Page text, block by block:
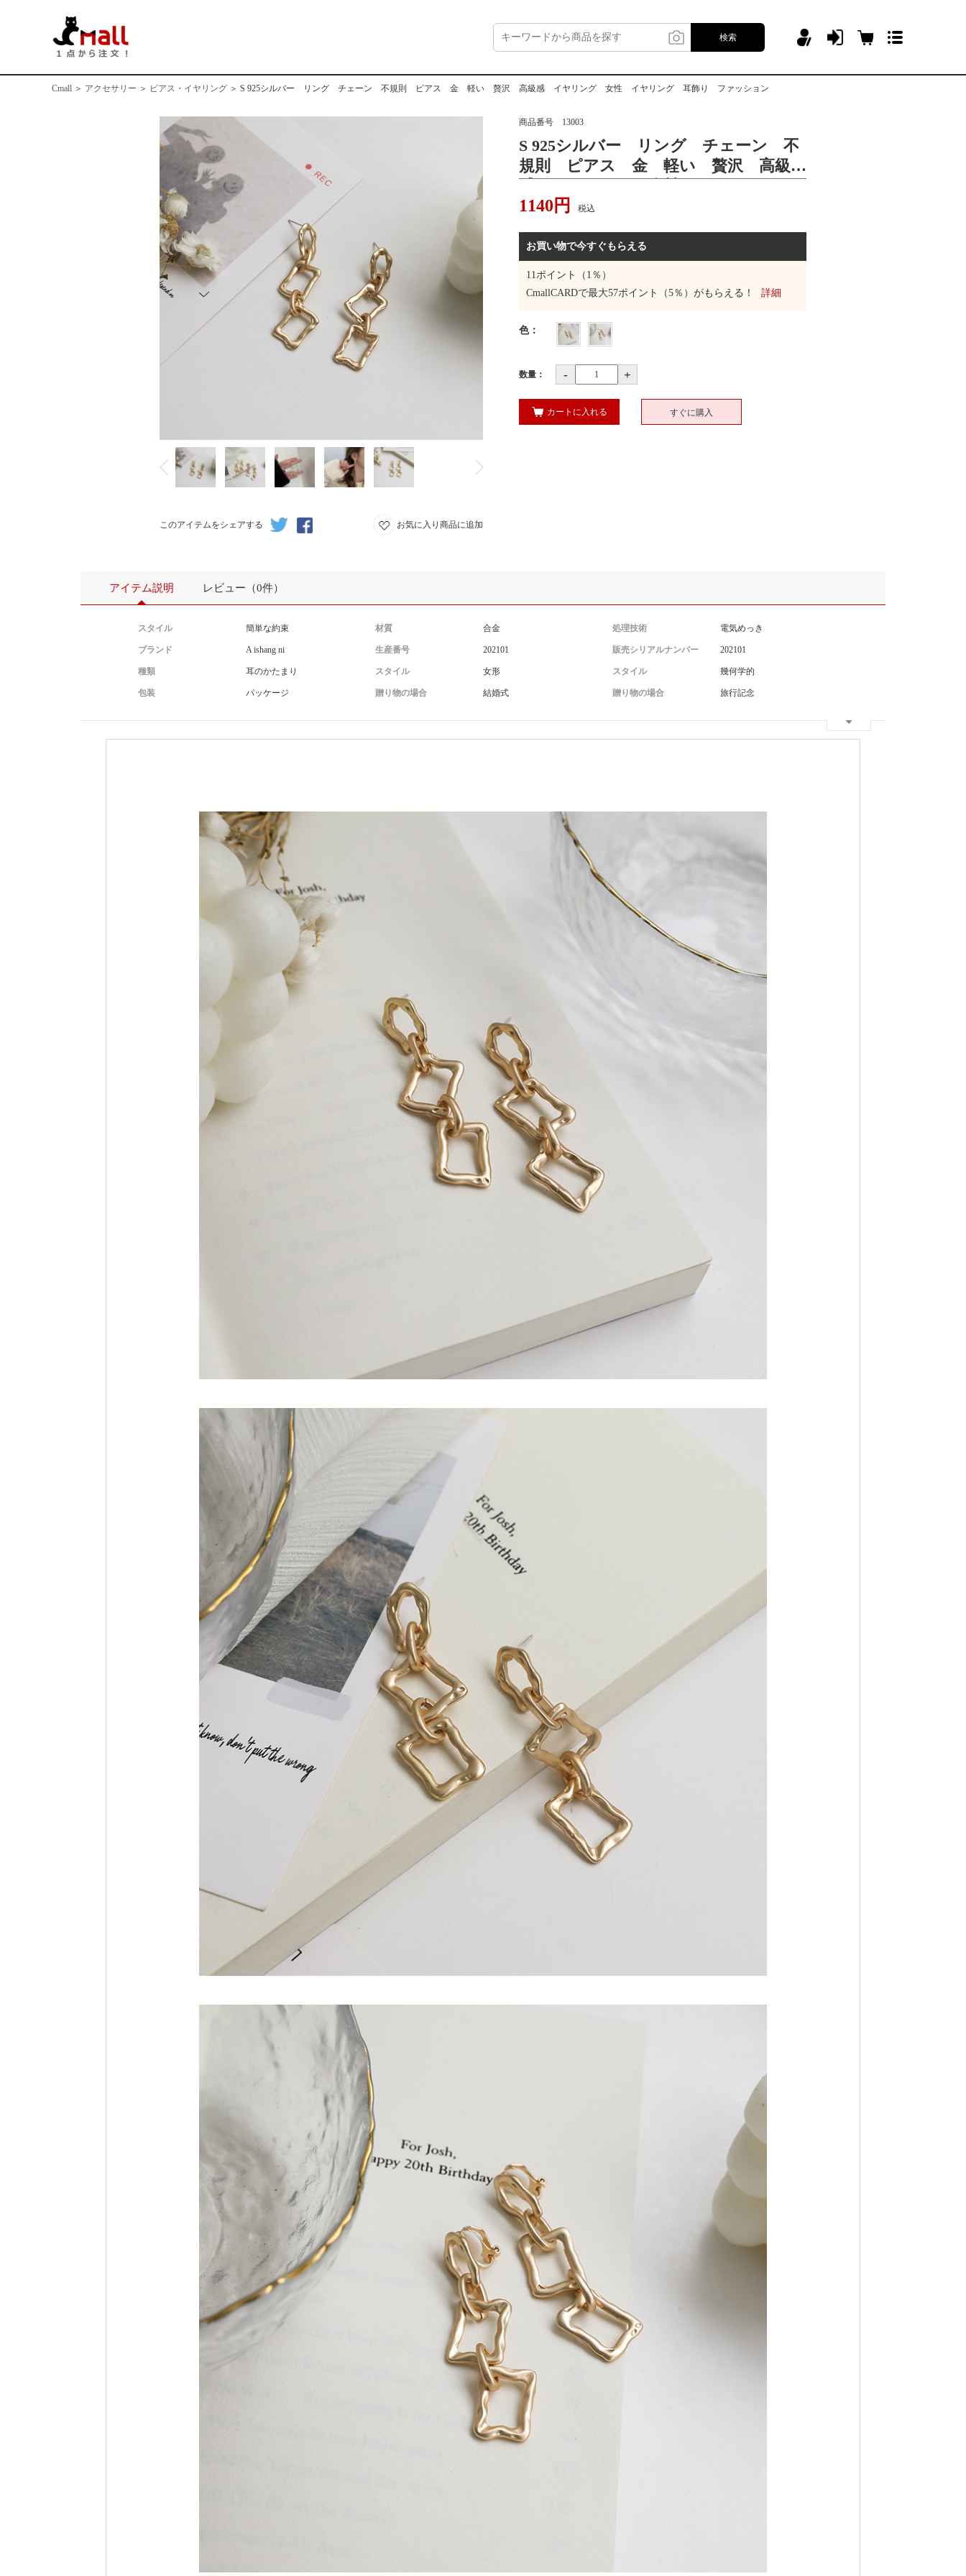
検索
Cmall ＞ アクセサリー ＞ ピアス・イヤリング ＞ S 925シルバー リング チェーン 不規則 ピアス 金 軽い 贅沢 高級感 イヤリング 女性 イヤリング 耳飾り ファッション
このアイテムをシェアする お気に入り商品に追加
商品番号 13003
S 925シルバー リング チェーン 不
規則 ピアス 金 軽い 贅沢 高級
耳飾り ファッション
1140 円 税込
お買い物で今すぐもらえる
11ポイント（1％）
CmallCARDで最大57ポイント（5％）がもらえる！ 詳細
色：
数量： - +
カートに入れる すぐに購入
アイテム説明 レビュー（0件）
スタイル 簡単な約束 材質 合金 処理技術 電気めっき
ブランド A ishang ni 生産番号 202101 販売シリアルナンバー 202101
種類 耳のかたまり スタイル 女形 スタイル 幾何学的
包装 パッケージ 贈り物の場合 結婚式 贈り物の場合 旅行記念